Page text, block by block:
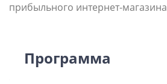
прибыльного интернет-магазина
Программа